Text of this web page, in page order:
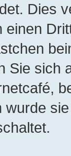
Dies
Sie sich
wurde